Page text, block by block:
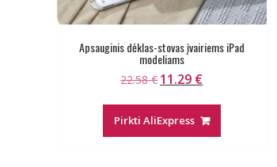
Apsauginis dėklas-stovas įvairiems iPad
modeliams
22.58€ Original
22.58 €.
11.29 €Current
11.29 €.
Pirkti AliExpress